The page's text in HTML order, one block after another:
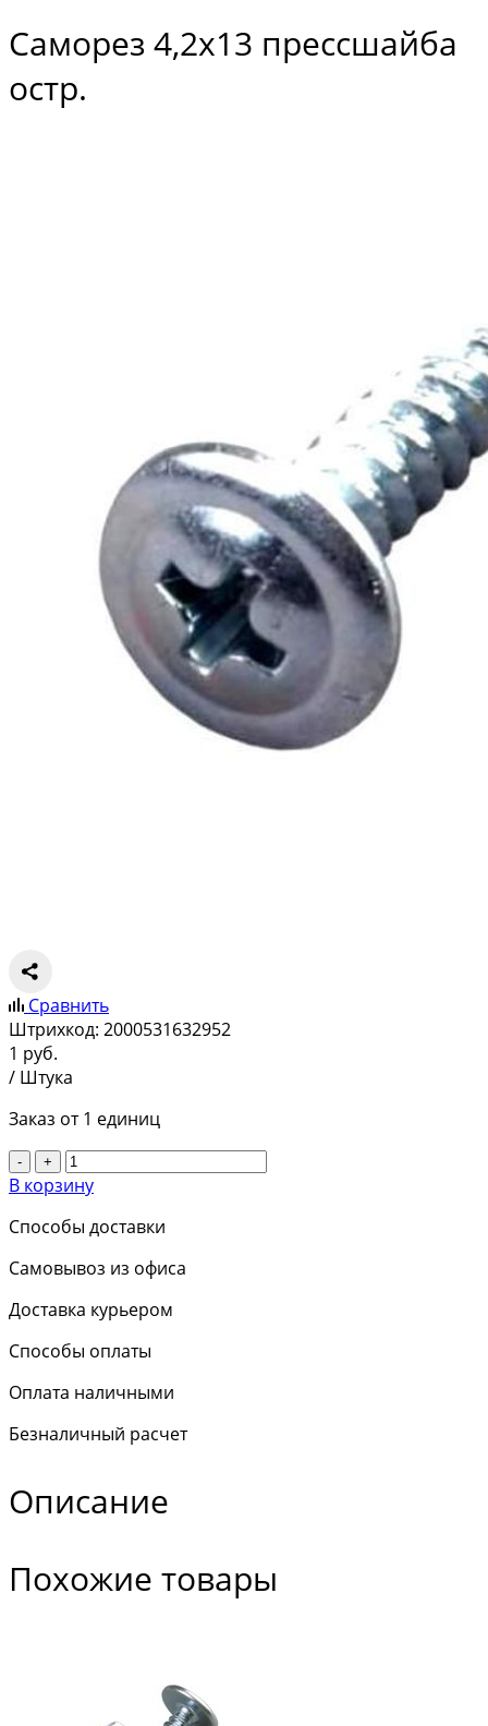
Саморез 4,2х13 прессшайба
остр.
Сравнить
Штрихкод: 2000531632952
1 руб.
/ Штука
Заказ от 1 единиц
- +
В корзину
Способы доставки
Самовывоз из офиса
Доставка курьером
Способы оплаты
Оплата наличными
Безналичный расчет
Описание
Похожие товары